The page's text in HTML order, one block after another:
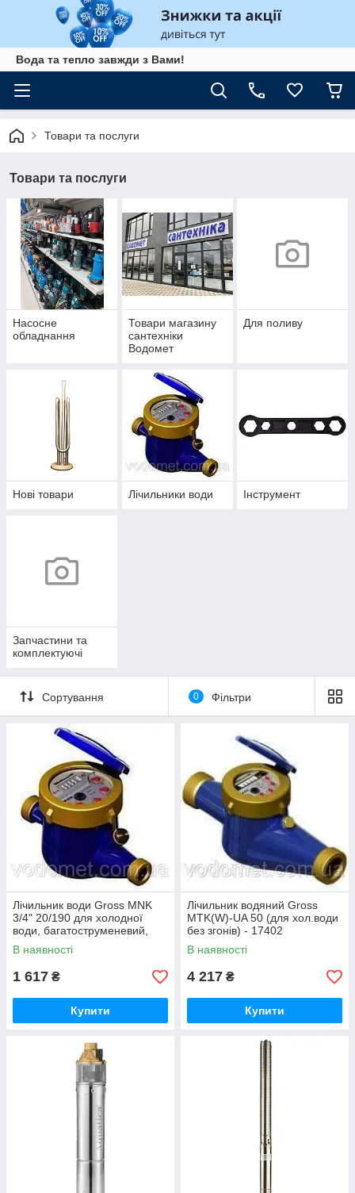
Вода та тепло завжди з Вами!
Товари та послуги
Товари та послуги
Насосне
обладнання
Товари магазину
сантехніки
Водомет
Для поливу
Нові товари Лічильники води Інструмент
Запчастини та
комплектуючі
Сортування 0 Фільтри
Лічильник води Gross MNK
3/4" 20/190 для холодної
води, багатоструменевий,
мокрохідний - 15795
В наявності
1 617 ₴
Купити
Лічильник водяний Gross
MTK(W)-UA 50 (для хол.води
без згонів) - 17402
В наявності
4 217 ₴
Купити